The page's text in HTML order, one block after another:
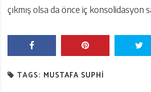
çıkmış olsa da önce iç konsolidasyon
TAGS: MUSTAFA SUPHI